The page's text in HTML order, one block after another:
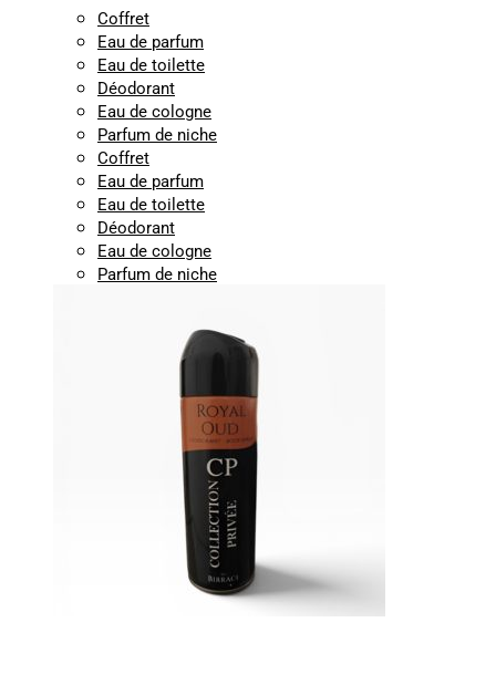
Coffret
Eau de parfum
Eau de toilette
Déodorant
Eau de cologne
Parfum de niche
Coffret
Eau de parfum
Eau de toilette
Déodorant
Eau de cologne
Parfum de niche